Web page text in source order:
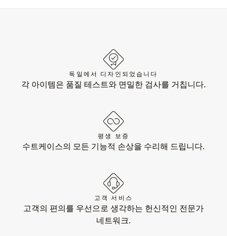
독일에서 디자인되었습니다
각 아이템은 품질 테스트와 면밀한 검사를 거칩니다.
평생 보증
수트케이스의 모든 기능적 손상을 수리해 드립니다.
고객 서비스
고객의 편의를 우선으로 생각하는 헌신적인 전문가
네트워크.